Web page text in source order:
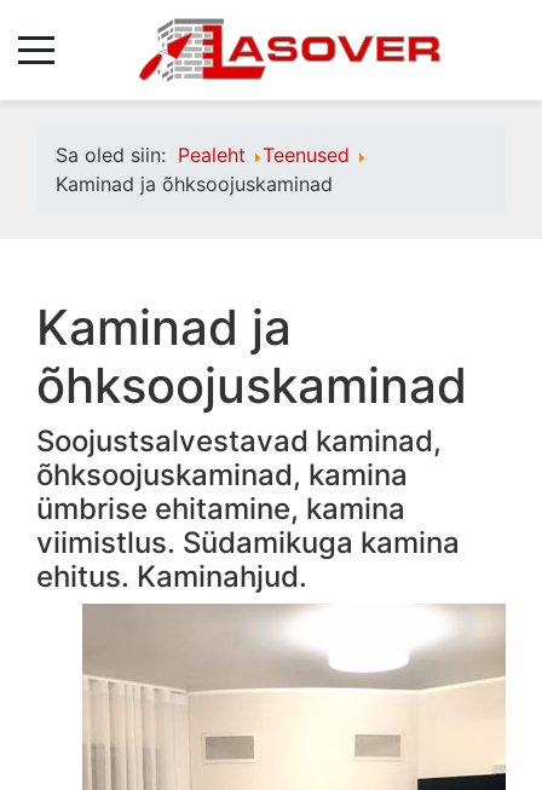
Sa oled siin: Pealeht
Teenused
Kaminad ja õhksoojuskaminad
Kaminad ja
õhksoojuskaminad
Soojustsalvestavad kaminad,
õhksoojuskaminad, kamina
ümbrise ehitamine, kamina
viimistlus. Südamikuga kamina
ehitus. Kaminahjud.